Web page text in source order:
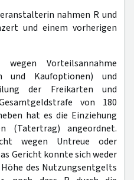
nahmen R und
und einem vorherigen
Vorteilsannahme
und Kaufoptionen) und
der Freikarten und
von 180
hat es die Einziehung
(Tatertrag) angeordnet.
wegen Untreue oder
Gericht konnte sich weder
des Nutzungsentgelts